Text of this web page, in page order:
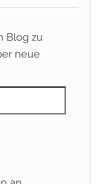
Blog zu
neue